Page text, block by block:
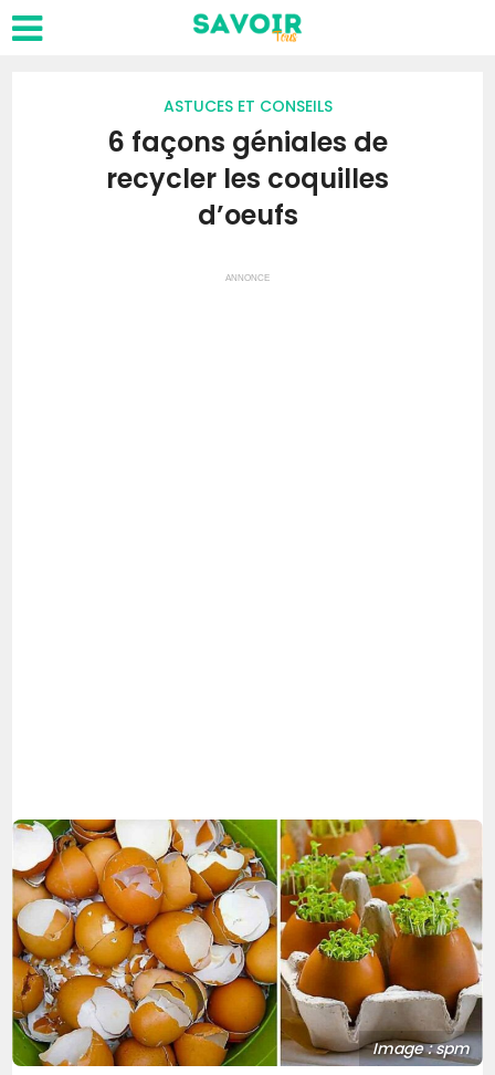
ASTUCES ET CONSEILS
6 façons géniales de
recycler les coquilles
d’oeufs
ANNONCE
Image : spm